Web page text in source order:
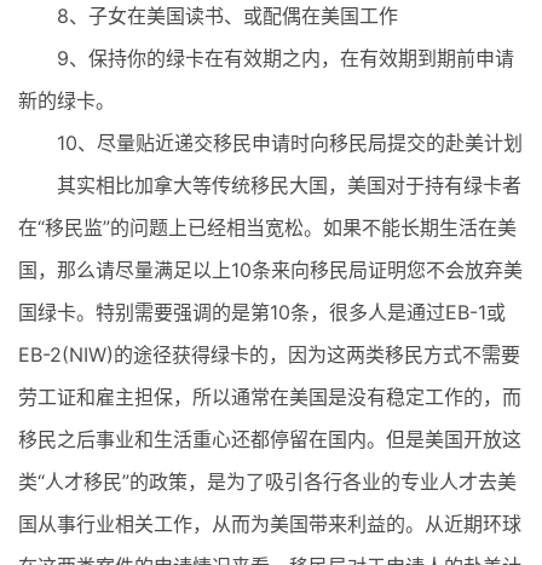
8、子女在美国读书、或配偶在美国工作
9、保持你的绿卡在有效期之内，在有效期到期前申请
新的绿卡。
10、尽量贴近递交移民申请时向移民局提交的赴美计划
其实相比加拿大等传统移民大国，美国对于持有绿卡者
在“移民监”的问题上已经相当宽松。如果不能长期生活在美
国，那么请尽量满足以上10条来向移民局证明您不会放弃美
国绿卡。特别需要强调的是第10条，很多人是通过EB-1或
EB-2(NIW)的途径获得绿卡的，因为这两类移民方式不需要
劳工证和雇主担保，所以通常在美国是没有稳定工作的，而
移民之后事业和生活重心还都停留在国内。但是美国开放这
类“人才移民”的政策，是为了吸引各行各业的专业人才去美
国从事行业相关工作，从而为美国带来利益的。从近期环球